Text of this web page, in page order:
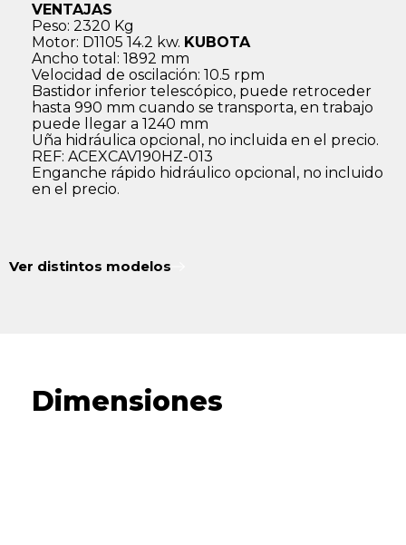
VENTAJAS
Peso: 2320 Kg
Motor: D1105 14.2 kw. KUBOTA
Ancho total: 1892 mm
Velocidad de oscilación: 10.5 rpm
Bastidor inferior telescópico, puede retroceder
hasta 990 mm cuando se transporta, en trabajo
puede llegar a 1240 mm
Uña hidráulica opcional, no incluida en el precio.
REF: ACEXCAV190HZ-013
Enganche rápido hidráulico opcional, no incluido
en el precio.
Ver distintos modelos
Dimensiones